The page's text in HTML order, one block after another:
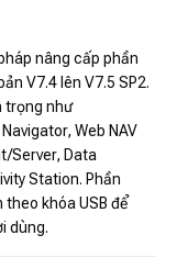
nâng cấp phần
V7.4 lên V7.5 SP2.
trọng như
Web NAV
Server, Data
Station. Phần
theo khóa USB để
dùng.